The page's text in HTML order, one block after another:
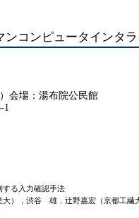
ンコンピュータインタ
会場：湯布院公民館
1
する入力確認手法
），渋谷　雄，辻野嘉宏（京都工繊